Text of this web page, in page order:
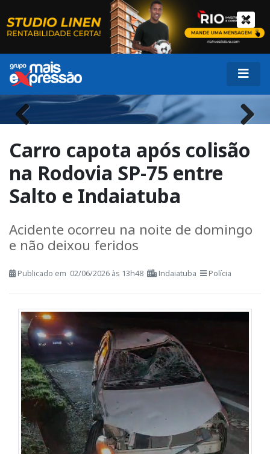
Previous Next
Carro capota após colisão
na Rodovia SP-75 entre
Salto e Indaiatuba
Acidente ocorreu na noite de domingo
e não deixou feridos